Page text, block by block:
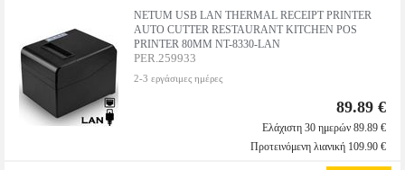
NETUM USB LAN THERMAL RECEIPT PRINTER
AUTO CUTTER RESTAURANT KITCHEN POS
PRINTER 80MM NT-8330-LAN
PER.259933
2-3 εργάσιμες ημέρες
89.89 €
Ελάχιστη 30 ημερών 89.89 €
Προτεινόμενη λιανική 109.90 €